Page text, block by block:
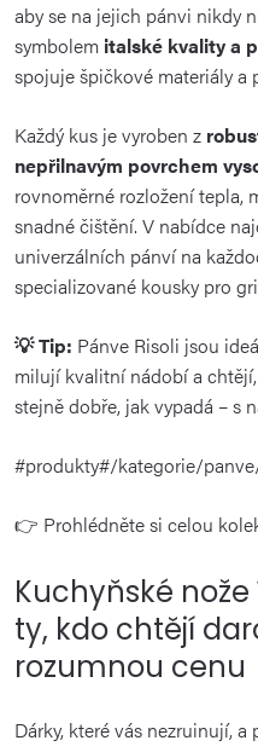
aby se na jejich pánvi nikdy
symbolem italské kvality a
spojuje špičkové materiály a
Každý kus je vyroben z
nepřilnavým povrchem
rovnoměrné rozložení tepla,
snadné čištění. V nabídce
univerzálních pánví na
specializované kousky pro
💡 Tip: Pánve Risoli jsou
milují kvalitní nádobí a
stejně dobře, jak vypadá – s
#produkty#/kategorie/
👉 Prohlédněte si celou
Kuchyňské nože
ty, kdo chtějí
rozumnou cenu
Dárky, které vás nezruinují,